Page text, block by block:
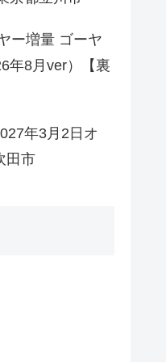
ー増量 ゴーヤ
年8月ver）【裏
年3月2日オ
田市